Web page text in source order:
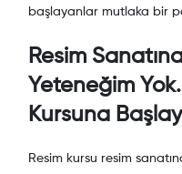
başlayanlar mutlaka bir
Resim
Yeteneğim
Kursuna
Resim kursu resim